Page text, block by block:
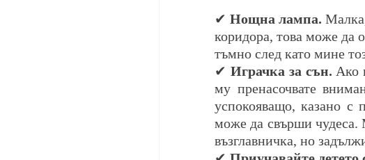
✔ Нощна лампа.
коридора, това може да
тъмно след като мине
✔ Играчка за сън. Ако
му пренасочвате
успокояващо, казано с
може да свърши чудеса.
възглавничка, но